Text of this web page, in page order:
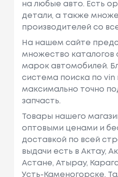
на любые авто. Есть
детали, а также
производителей со
На нашем сайте
множество каталогов
марок автомобилей.
система поиска по vin
максимально точно
запчасть.
Товары нашего
оптовыми ценами и
доставкой по всей
выдачи есть в Актау,
Астане, Атырау,
Усть-Каменогорске,